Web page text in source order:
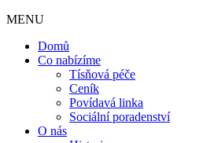
MENU
Domů
Co nabízíme
Tísňová péče
Ceník
Povídavá linka
Sociální poradenství
O nás